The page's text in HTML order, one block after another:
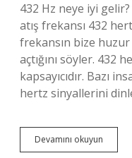
432 Hz neye iyi
atış frekansı 432
frekansın bize huzur
açtığını söyler. 432
kapsayıcıdır. Bazı
hertz sinyallerini
Devamını okuyun
Hz